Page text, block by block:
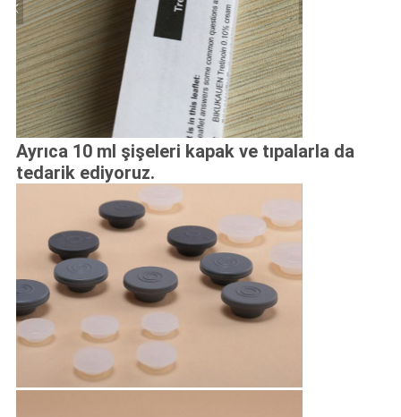
Ayrıca 10 ml şişeleri kapak ve tıpalarla da
tedarik ediyoruz.